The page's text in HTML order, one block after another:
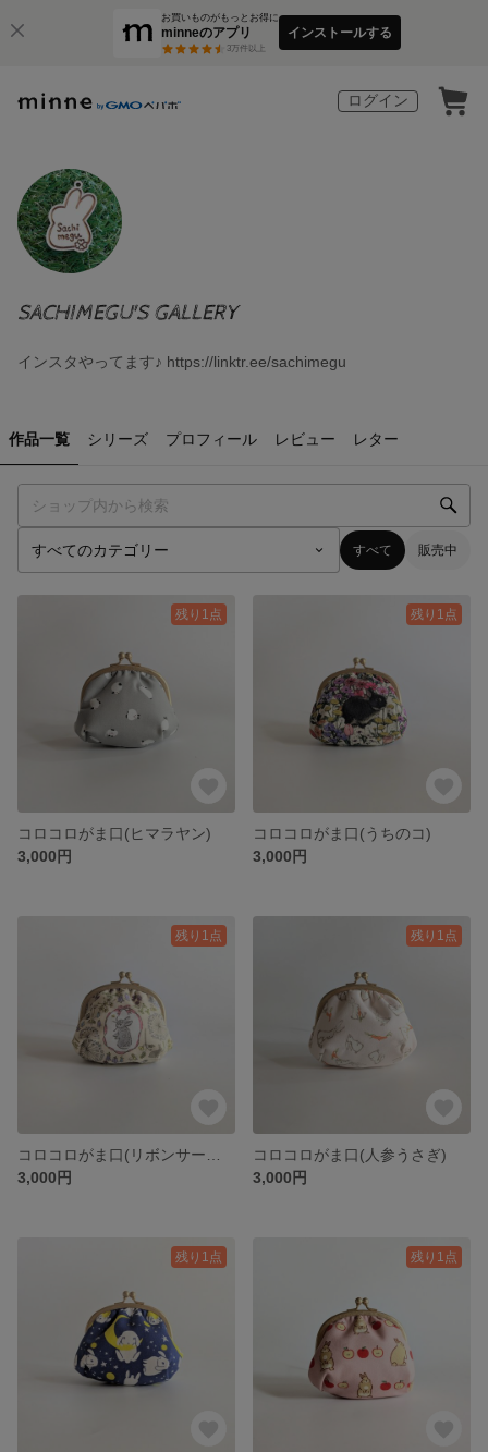
お買いものがもっとお得に
minneのアプリ
3万件以上
インストールする
ログイン
SACHIMEGU'S GALLERY
インスタやってます♪ https://linktr.ee/sachimegu
作品一覧 シリーズ プロフィール レビュー レター
すべて 販売中
残り1点
コロコロがま口(ヒマラヤン)
3,000円
残り1点
コロコロがま口(うちのコ)
3,000円
残り1点
3,000円
残り1点
コロコロがま口(人参うさぎ)
3,000円
残り1点 残り1点